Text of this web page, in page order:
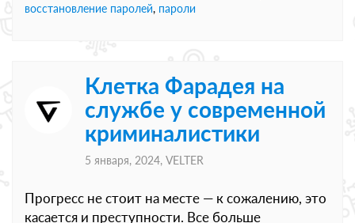
восстановление паролей, пароли
Клетка Фарадея на
службе у современной
криминалистики
5 января, 2024, VELTER
Прогресс не стоит на месте — к сожалению, это
касается и преступности. Все больше